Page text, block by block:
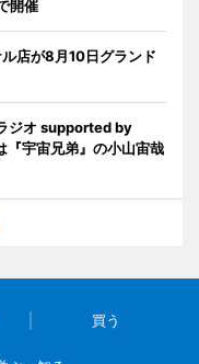
開催
店が8月10日グランド
ジオ supported by
宇宙兄弟』の小山宙哉
買う